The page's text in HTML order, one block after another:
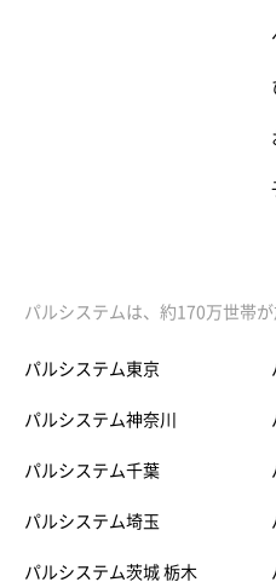
パルシステムは、約170万世帯
パルシステム東京
パルシステム神奈川
パルシステム千葉
パルシステム埼玉
パルシステム茨城 栃木